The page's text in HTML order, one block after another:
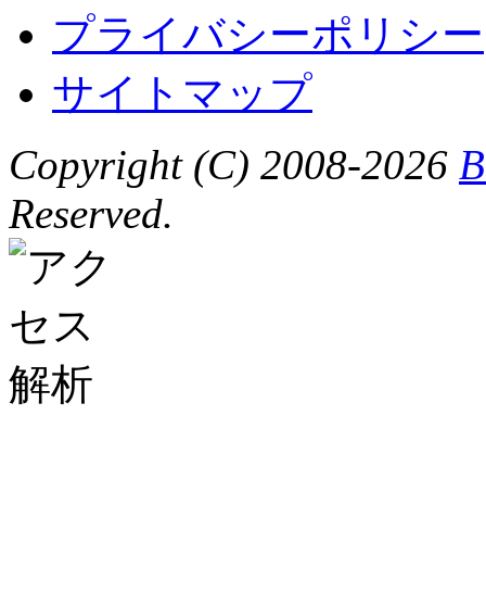
プライバシーポリシー
サイトマップ
Copyright (C) 2008-2026
Reserved.